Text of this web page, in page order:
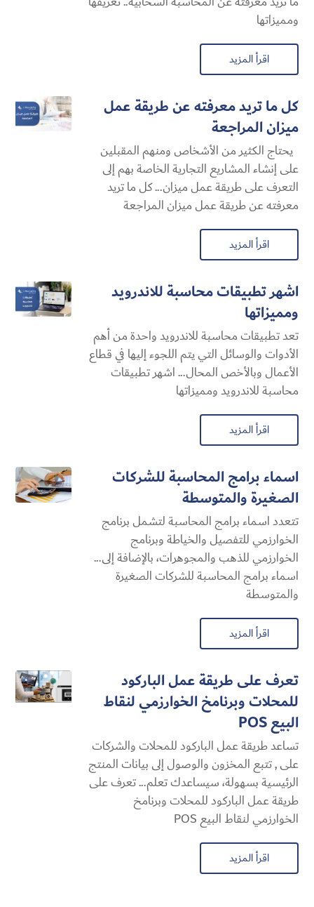
ومميزاتها
اقرأ المزيد
كل ما تريد معرفته عن طريقة عمل
ميزان المراجعة
يحتاج الكثير من الأشخاص ومنهم المقبلين
على إنشاء المشاريع التجارية الخاصة بهم إلى
التعرف على طريقة عمل ميزان... كل ما تريد
معرفته عن طريقة عمل ميزان المراجعة
اقرأ المزيد
اشهر تطبيقات محاسبة للاندرويد
ومميزاتها
تعد تطبيقات محاسبة للاندرويد واحدة من أهم
الأدوات والوسائل التي يتم اللجوء إليها في قطاع
الأعمال وبالأخص المحال... اشهر تطبيقات
محاسبة للاندرويد ومميزاتها
اقرأ المزيد
اسماء برامج المحاسبة للشركات
الصغيرة والمتوسطة
تتعدد اسماء برامج المحاسبة لتشمل برنامج
الخوارزمي للتفصيل والخياطة وبرنامج
الخوارزمي للذهب والمجوهرات، بالإضافة إلى...
اسماء برامج المحاسبة للشركات الصغيرة
والمتوسطة
اقرأ المزيد
تعرف على طريقة عمل الباركود
للمحلات وبرنامخ الخوارزمي لنقاط
البيع POS
تساعد طريقة عمل الباركود للمحلات والشركات
على , تتبع المخزون والوصول إلى بيانات المنتج
الرئيسية بسهولة، سيساعدك تعلم... تعرف على
طريقة عمل الباركود للمحلات وبرنامخ
الخوارزمي لنقاط البيع POS
اقرأ المزيد